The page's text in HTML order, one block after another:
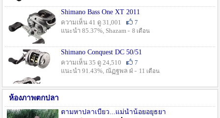
Shimano Bass One XT 2011
ความเห็น 41 ดู 31,001
7
แนะนำ 85.37%, Shazam - 8 เดือน
Shimano Conquest DC 50/51
ความเห็น 35 ดู 24,510
7
แนะนำ 91.43%, ณัฏฐพล ฝ่ - 11 เดือน
ห้องภาพตกปลา
ตามหาปลาเบี้ยว...แม่น้ำน้อยอยุธยา